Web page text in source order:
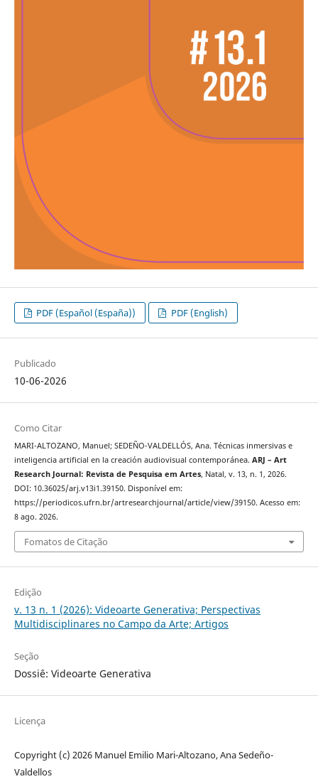
PDF (Español (España)) PDF (English)
Publicado
10-06-2026
Como Citar
MARI-ALTOZANO, Manuel; SEDEÑO-VALDELLÓS, Ana. Técnicas inmersivas e
inteligencia artificial en la creación audiovisual contemporánea. ARJ – Art
Research Journal: Revista de Pesquisa em Artes, Natal, v. 13, n. 1, 2026.
DOI: 10.36025/arj.v13i1.39150. Disponível em:
https://periodicos.ufrn.br/artresearchjournal/article/view/39150. Acesso em:
8 ago. 2026.
Fomatos de Citação
Edição
v. 13 n. 1 (2026): Videoarte Generativa; Perspectivas
Multidisciplinares no Campo da Arte; Artigos
Seção
Dossiê: Videoarte Generativa
Licença
Copyright (c) 2026 Manuel Emilio Mari-Altozano, Ana Sedeño-
Valdellos